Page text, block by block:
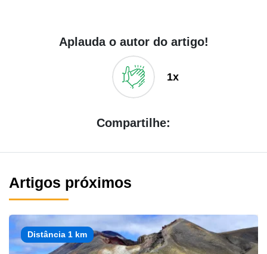
Aplauda o autor do artigo!
1x
Compartilhe:
Artigos próximos
Distância 1 km